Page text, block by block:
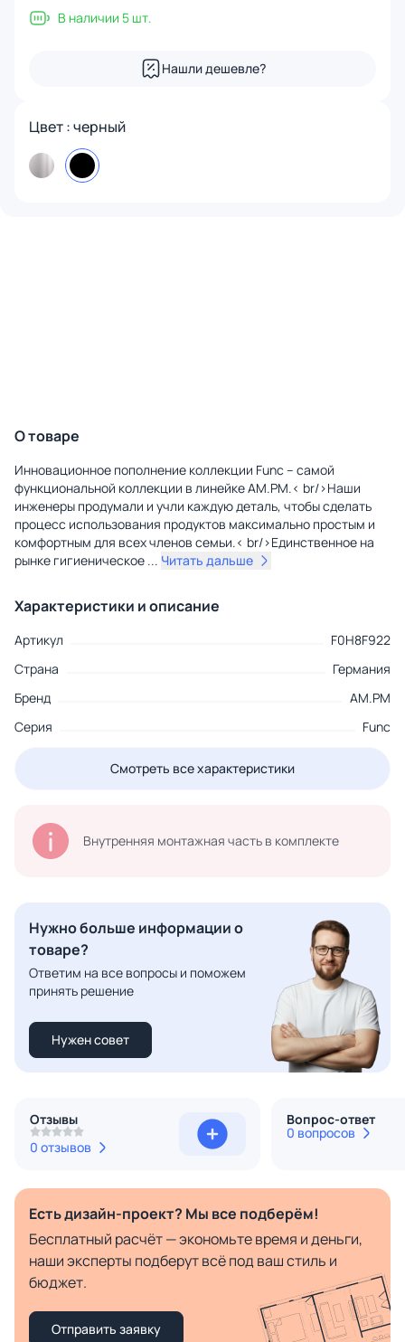
В наличии 5 шт.
Нашли дешевле?
Цвет : черный
О товаре
Инновационное пополнение коллекции Func – самой
функциональной коллекции в линейке AM.PM.< br/>Наши
инженеры продумали и учли каждую деталь, чтобы сделать
процесс использования продуктов максимально простым и
комфортным для всех членов семьи.< br/>Единственное на
рынке гигиеническое ... Читать дальше
Характеристики и описание
Артикул
F0H8F922
Страна
Германия
Бренд
AM.PM
Серия
Func
Смотреть все характеристики
Внутренняя монтажная часть в комплекте
Нужно больше информации о
товаре?
Ответим на все вопросы и поможем
принять решение
Нужен совет
Отзывы
0 отзывов
Вопрос-ответ
0 вопросов
Есть дизайн-проект? Мы все подберём!
Бесплатный расчёт — экономьте время и деньги,
наши эксперты подберут всё под ваш стиль и
бюджет.
Отправить заявку